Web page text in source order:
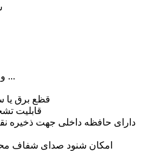
نرم افزار اندروید و IOS و ...
قظع برق یا
قابلیت
دارای حافظه داخلی جهت ذخیره
امکان شنود صدای شفاف